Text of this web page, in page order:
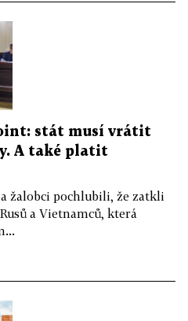
stát musí vrátit
A také platit
žalobci pochlubili, že zatkli
a Vietnamců, která